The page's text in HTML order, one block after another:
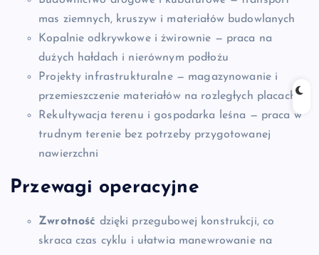
mas ziemnych, kruszyw i materiałów budowlanych
Kopalnie odkrywkowe i żwirownie — praca na
dużych hałdach i nierównym podłożu
Projekty infrastrukturalne — magazynowanie i
przemieszczenie materiałów na rozległych placach
Rekultywacja terenu i gospodarka leśna — praca w
trudnym terenie bez potrzeby przygotowanej
nawierzchni
Przewagi operacyjne
Zwrotność dzięki przegubowej konstrukcji, co
skraca czas cyklu i ułatwia manewrowanie na